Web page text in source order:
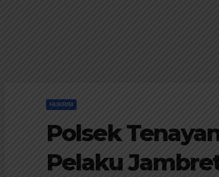
HUKRIM
Polsek
Pelaku